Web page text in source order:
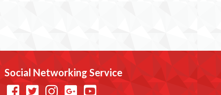
Social Networking Service